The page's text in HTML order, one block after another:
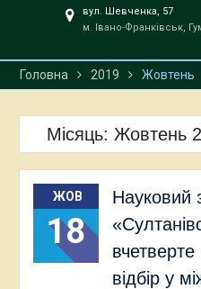
вул. Шевченка, 57
м. Івано-Франківськ,
Головна 2019 Жовтень
Місяць: Жовтень
ЖОВ
18
Науковий
відбір у